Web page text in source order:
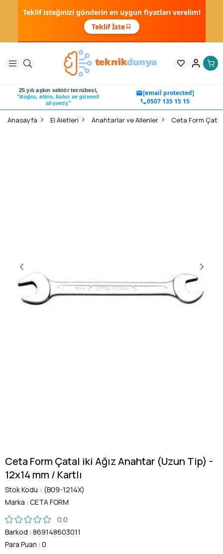
Teklif isteğinizi gönderin en uygun fiyatları verelim!
Teklif İste
25 yılı aşkın sektör tecrübesi,
"doğru, etkin, kalıcı ve güvenli
alışveriş"
[email protected]
0507 135 15 15
Anasayfa El Aletleri Anahtarlar ve Allenler
Ceta Form Çatal iki Ağız Anahtar (Uzun Tip) -
12x14 mm / Kartlı
Stok Kodu
(B09-1214X)
Marka : CETA FORM
0.0
Barkod : 869148603011
Para Puan : 0